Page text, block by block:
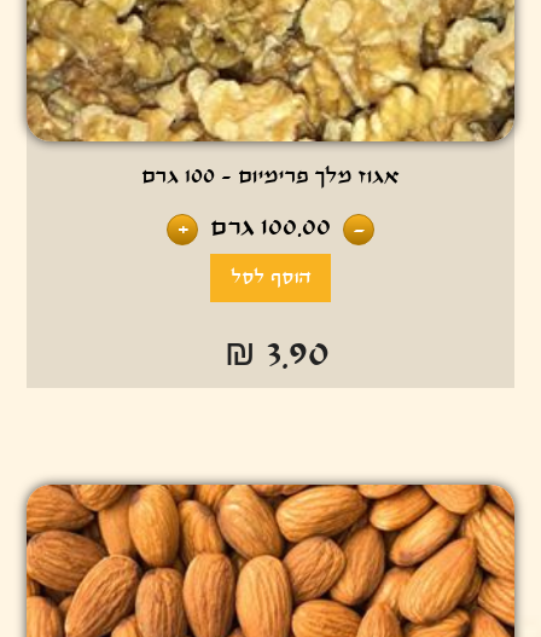
אגוז מלך פרימיום - 100 גרם
-
100.00 גרם +
₪ 3.90